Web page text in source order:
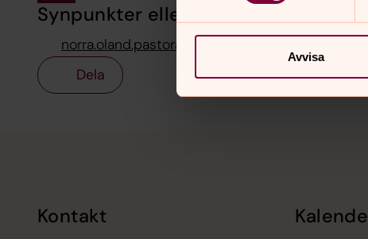
Avvisa
Synpunkter eller frågor på sidans
norra.oland.pastorat@svenskakyrkan.se
Dela
Kontakt